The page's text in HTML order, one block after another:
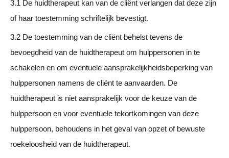
3.1 De huidtherapeut kan van de cliënt verlangen dat deze zijn
of haar toestemming schriftelijk bevestigt.
3.2 De toestemming van de cliënt behelst tevens de
bevoegdheid van de huidtherapeut om hulppersonen in te
schakelen en om eventuele aansprakelijkheidsbeperking van
hulppersonen namens de cliënt te aanvaarden. De
huidtherapeut is niet aansprakelijk voor de keuze van de
hulppersoon en voor eventuele tekortkomingen van deze
hulppersoon, behoudens in het geval van opzet of bewuste
roekeloosheid van de huidtherapeut.